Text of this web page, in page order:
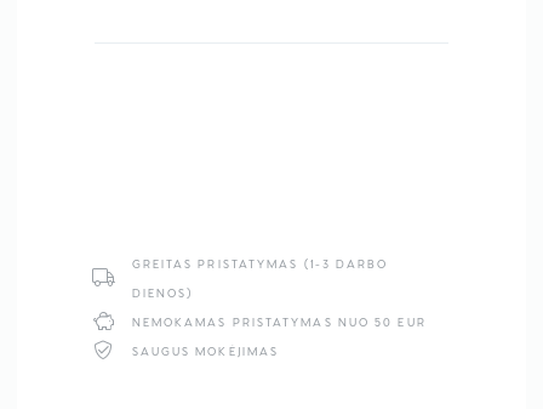
GREITAS PRISTATYMAS (1-3 DARBO
DIENOS)
NEMOKAMAS PRISTATYMAS NUO 50 EUR
SAUGUS MOKĖJIMAS